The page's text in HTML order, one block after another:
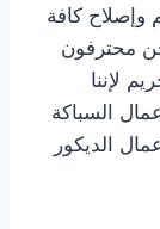
وإصلاح كافة
محترفون
لإننا
السباكة
الديكور